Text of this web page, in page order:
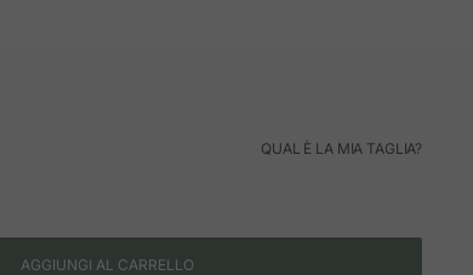
QUAL È LA MIA TAGLIA?
AGGIUNGI AL CARRELLO